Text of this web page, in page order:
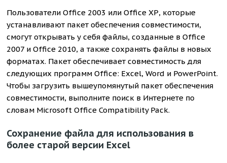
Пользователи Office 2003 или Office ХР, которые
устанавливают пакет обеспечения совместимости,
смогут открывать у себя файлы, созданные в Office
2007 и Office 2010, а также сохранять файлы в новых
форматах. Пакет обеспечивает совместимость для
следующих программ Office: Excel, Word и PowerPoint.
Чтобы загрузить вышеупомянутый пакет обеспечения
совместимости, выполните поиск в Интернете по
словам Microsoft Office Compatibility Pack.
Сохранение файла для использования в
более старой версии Excel